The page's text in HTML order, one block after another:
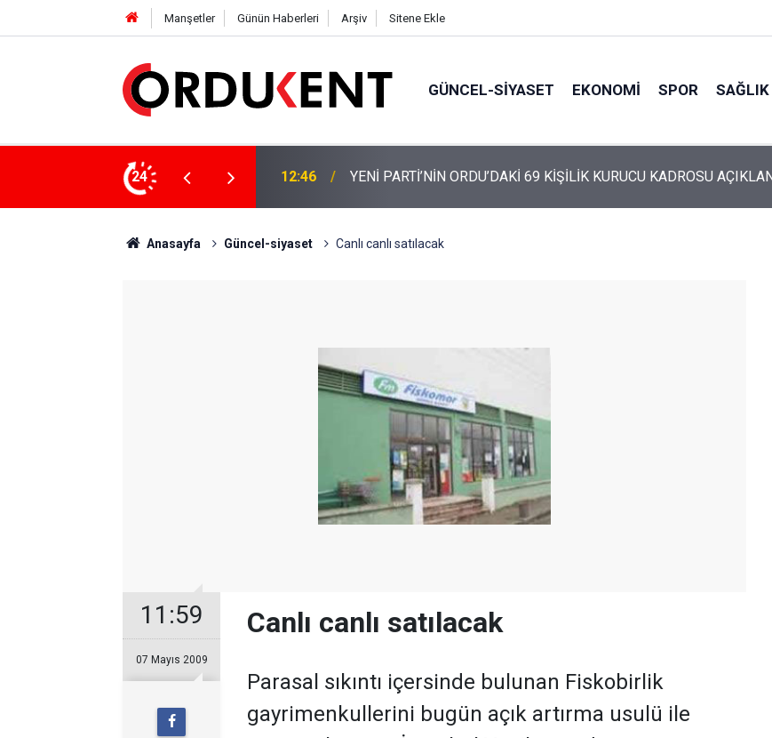
Manşetler Günün Haberleri Arşiv Sitene Ekle
GÜNCEL-SIYASET EKONOMI SPOR SAĞLIK
24
KURUCU KADROSU AÇIKLANDI 12:22 YENİ PARTİ ALTINORDU’DA KURUCU YÖNETİMİNİ AÇIKLADI
Anasayfa Güncel-siyaset Canlı canlı satılacak
11:59
07 Mayıs 2009
Canlı canlı satılacak
Parasal sıkıntı içersinde bulunan Fiskobirlik
gayrimenkullerini bugün açık artırma usulü ile